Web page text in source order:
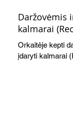
Daržovėmis
kalmarai
Orkaitėje kepti
įdaryti kalmarai